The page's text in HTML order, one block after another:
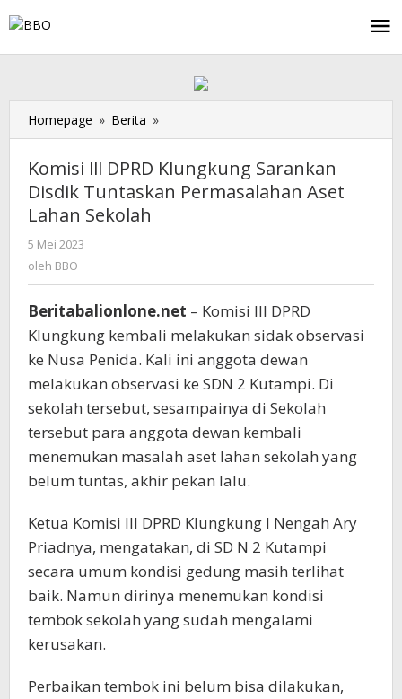
ke
Homepage » Berita »
lll
DPRD
Klungkung
Sarankan
Lahan
Sekolah
Komisi lll DPRD Klungkung Sarankan
Disdik Tuntaskan Permasalahan Aset
Lahan Sekolah
5 Mei 2023
oleh BBO
Beritabalionlone.net – Komisi III DPRD
Klungkung kembali melakukan sidak observasi
ke Nusa Penida. Kali ini anggota dewan
melakukan observasi ke SDN 2 Kutampi. Di
sekolah tersebut, sesampainya di Sekolah
tersebut para anggota dewan kembali
menemukan masalah aset lahan sekolah yang
belum tuntas, akhir pekan lalu.
Ketua Komisi III DPRD Klungkung I Nengah Ary
Priadnya, mengatakan, di SD N 2 Kutampi
secara umum kondisi gedung masih terlihat
baik. Namun dirinya menemukan kondisi
tembok sekolah yang sudah mengalami
kerusakan.
Perbaikan tembok ini belum bisa dilakukan,